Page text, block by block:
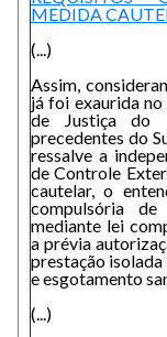
MEDIDA
(...)
Assim,
já foi exaurida
de Justiça do
precedentes do
ressalve a
de Controle
cautelar, o
compulsória
mediante lei
a prévia
prestação
e esgotamento
(...)